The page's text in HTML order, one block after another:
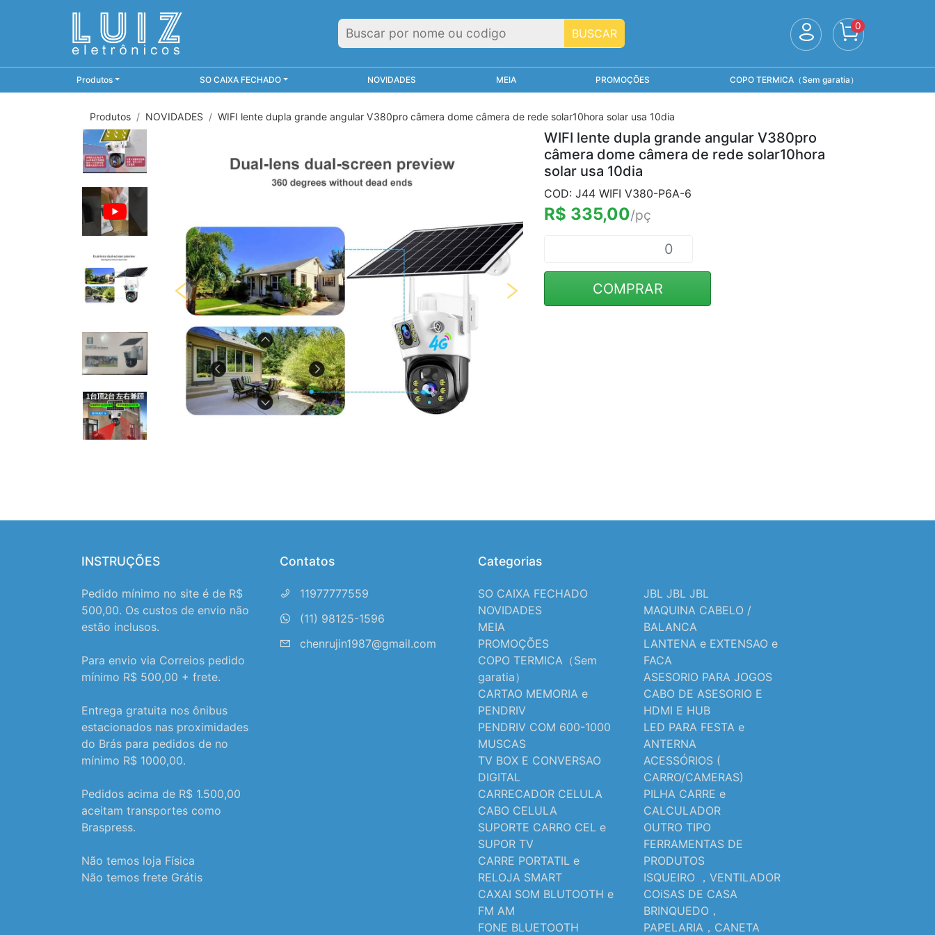
BUSCAR
0
Produtos SO CAIXA FECHADO NOVIDADES MEIA PROMOÇÕES COPO TERMICA（Sem garatia）
Produtos NOVIDADES WIFI lente dupla grande angular V380pro câmera dome câmera de rede solar10hora solar usa 10dia
WIFI lente dupla grande angular V380pro
câmera dome câmera de rede solar10hora
solar usa 10dia
COD: J44 WIFI V380-P6A-6
R$ 335,00/pç
COMPRAR
INSTRUÇÕES
Pedido mínimo no site é de R$
500,00. Os custos de envio não
estão inclusos.
Para envio via Correios pedido
mínimo R$ 500,00 + frete.
Entrega gratuita nos ônibus
estacionados nas proximidades
do Brás para pedidos de no
mínimo R$ 1000,00.
Pedidos acima de R$ 1.500,00
aceitam transportes como
Braspress.
Não temos loja Física
Não temos frete Grátis
Contatos
11977777559
(11) 98125-1596
chenrujin1987@gmail.com
Categorias
SO CAIXA FECHADO
NOVIDADES
MEIA
PROMOÇÕES
COPO TERMICA（Sem
garatia）
CARTAO MEMORIA e
PENDRIV
PENDRIV COM 600-1000
MUSCAS
TV BOX E CONVERSAO
DIGITAL
CARRECADOR CELULA
CABO CELULA
SUPORTE CARRO CEL e
SUPOR TV
CARRE PORTATIL e
RELOJA SMART
CAXAI SOM BLUTOOTH e
FM AM
FONE BLUETOOTH
JBL JBL JBL
MAQUINA CABELO /
BALANCA
LANTENA e EXTENSAO e
FACA
ASESORIO PARA JOGOS
CABO DE ASESORIO E
HDMI E HUB
LED PARA FESTA e
ANTERNA
ACESSÓRIOS (
CARRO/CAMERAS)
PILHA CARRE e
CALCULADOR
OUTRO TIPO
FERRAMENTAS DE
PRODUTOS
ISQUEIRO ，VENTILADOR
COiSAS DE CASA
BRINQUEDO，
PAPELARIA，CANETA